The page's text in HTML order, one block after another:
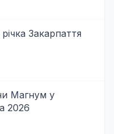
Закарпаття
Магнум у
2026